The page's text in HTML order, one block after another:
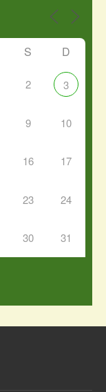
S D
2 3
9 10
16 17
23 24
30 31